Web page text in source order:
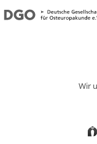
Wir